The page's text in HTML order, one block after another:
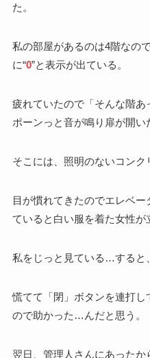
た。
私の部屋があるのは4階なの
に“0”と表示が出ている。
疲れていたので「そんな階
ポーンっと音が鳴り扉が開い
そこには、照明のないコンク
目が慣れてきたのでエレベ
ていると白い服を着た女性が
私をじっと見ている…すると
慌てて「閉」ボタンを連打
ので助かった…んだと思う。
翌日、管理人さんにあったか